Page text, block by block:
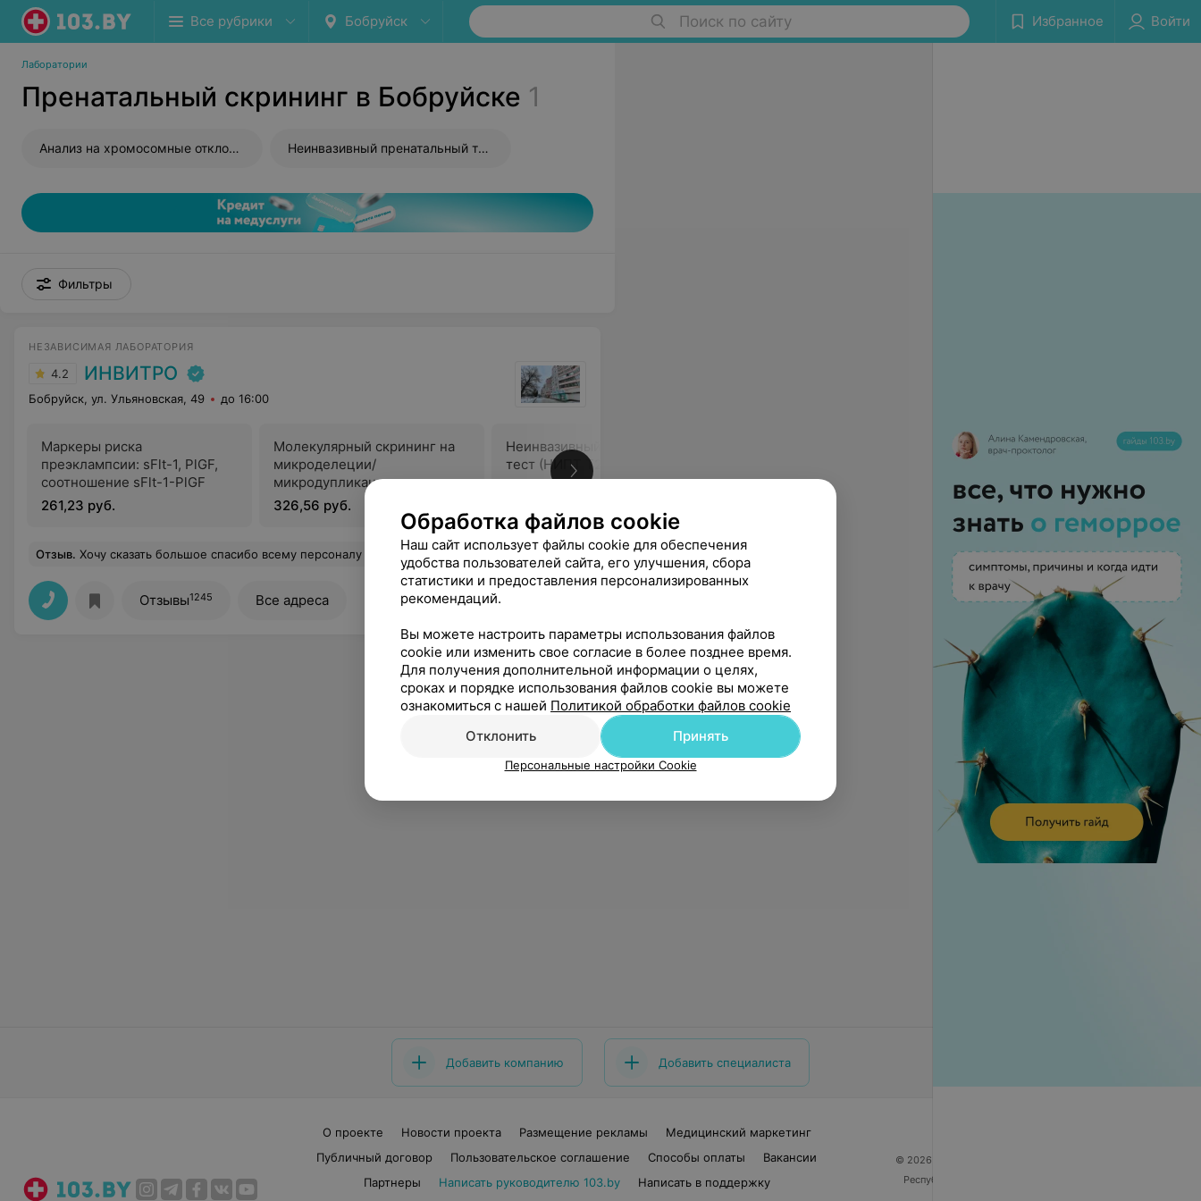
Все рубрики Бобруйск Поиск по сайту Избранное Войти
Лаборатории
Пренатальный скрининг в Бобруйске 1
Анализ на хромосомные отклонения плода Неинвазивный пренатальный тест
Фильтры
НЕЗАВИСИМАЯ ЛАБОРАТОРИЯ
4.2 ИНВИТРО
Бобруйск, ул. Ульяновская, 49 до 16:00
Маркеры риска
преэклампсии: sFlt-1, PlGF,
соотношение sFlt-1-PlGF
261,23 руб.
Молекулярный скрининг на
микроделеции/
микродупликации хромосом
326,56 руб.
Неинвазивный пренатальный
тест (НИПТ Т21)
панель
Неинвазивный пренатальный
тест (НИПТ) - расширенная
панель
1 476,15 руб.
Отзыв. Хочу сказать большое спасибо всему персоналу данной лаборатории! Результаты анализов были уже готовы в этот же день!!! Еще
Отзывы1245 Все адреса
Добавить компанию Добавить специалиста
О проекте Новости проекта Размещение рекламы
Медицинский маркетинг
Публичный договор
Пользовательское соглашение Способы оплаты
Вакансии
Партнеры
Написать руководителю 103.by
Написать в поддержку
© 2026 ООО «Артокс Лаб», УНП 191700409
Республика Беларусь, г. Минск, улица Толбухина, 2,
Обработка файлов cookie
Наш сайт использует файлы cookie для обеспечения
удобства пользователей сайта, его улучшения, сбора
статистики и предоставления персонализированных
рекомендаций.
Вы можете настроить параметры использования файлов
cookie или изменить свое согласие в более позднее время.
Для получения дополнительной информации о целях,
сроках и порядке использования файлов cookie вы можете
ознакомиться с нашей Политикой обработки файлов cookie
Отклонить
Принять
Персональные настройки Cookie